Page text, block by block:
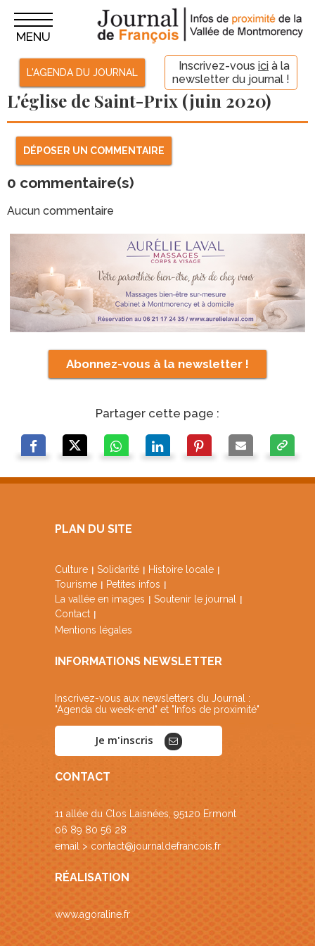
L'AGENDA DU JOURNAL Inscrivez-vous ici à la
newsletter du journal !
MENU
L'église de Saint-Prix (juin 2020)
DÉPOSER UN COMMENTAIRE
0 commentaire(s)
Aucun commentaire
Abonnez-vous à la newsletter !
Partager cette page :
PLAN DU SITE
Culture Solidarité
Histoire locale
Tourisme
Petites infos
La vallée en images
Soutenir le journal
Contact
Mentions légales
INFORMATIONS NEWSLETTER
Inscrivez-vous aux newsletters du Journal :
"Agenda du week-end" et "Infos de proximité"
Je m'inscris
CONTACT
11 allée du Clos Laisnées, 95120 Ermont
06 89 80 56 28
email > contact@journaldefrancois.fr
RÉALISATION
www.agoraline.fr